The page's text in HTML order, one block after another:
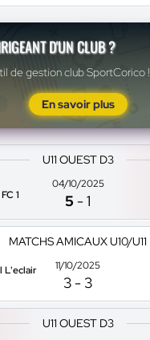
D'UN CLUB ?
de gestion club SportCorico !
En savoir plus
U11 OUEST D3
1
04/10/2025
5 -1
MATCHS AMICAUX U10/U11
L'eclair
11/10/2025
3 - 3
U11 OUEST D3